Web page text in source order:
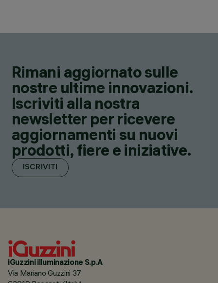
Rimani aggiornato sulle
nostre ultime innovazioni.
Iscriviti alla nostra
newsletter per ricevere
aggiornamenti su nuovi
prodotti, fiere e iniziative.
ISCRIVITI
iGuzzini illuminazione S.p.A
Via Mariano Guzzini 37